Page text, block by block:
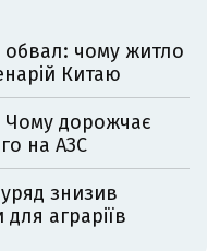
обвал: чому житло
Китаю
дорожчає
на АЗС
знизив
для аграріїв